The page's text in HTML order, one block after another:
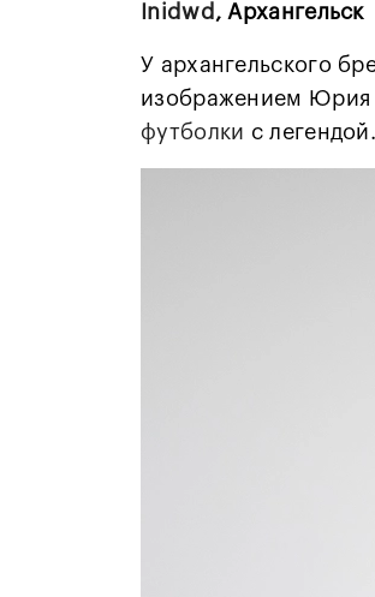
Inidwd , Архангельск
У архангельского
изображением Юрия
футболки с